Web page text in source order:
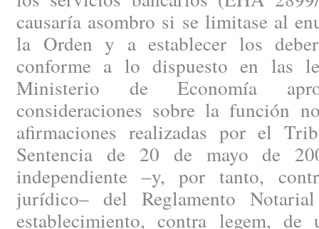
causaría asombro si se limitase al
la Orden y a establecer los
conforme a lo dispuesto en las
Ministerio de Economía
consideraciones sobre la función
afirmaciones realizadas por el
Sentencia de 20 de mayo de
independiente –y, por tanto,
jurídico– del Reglamento
establecimiento, contra legem,